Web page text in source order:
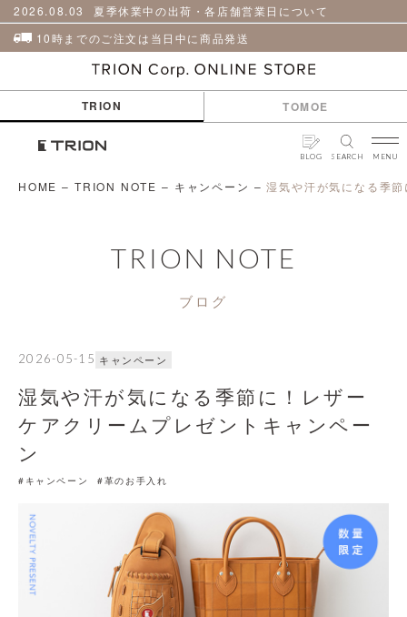
2026.08.03
夏季休業中の出荷・各店舗営業日について
10時までのご注文は当日中に商品発送
TRION TOMOE
BLOG SEARCH MENU
革
小
物
ア
品
HOME – TRION NOTE – キャンペーン – 湿気や汗が気になる季
TRION NOTE
ブログ
2026-05-15 キャンペーン
湿気や汗が気になる季節に！レザー
ケアクリームプレゼントキャンペー
ン
#キャンペーン #革のお手入れ